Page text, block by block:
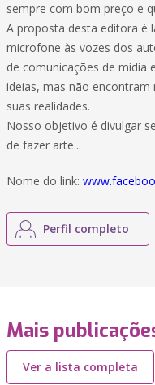
sempre com bom preço e
A proposta desta editora é
microfone às vozes dos
de comunicações de mídia
ideias, mas não
suas realidades.
Nosso objetivo é divulgar
de fazer arte...
Nome do link:
Perfil completo
Mais
Ver a lista completa